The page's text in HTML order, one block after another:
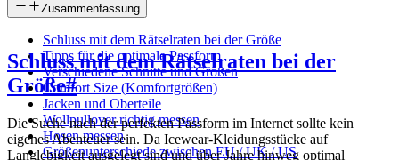
Zusammenfassung
Schluss mit dem Rätselraten bei der Größe
Tipps für die optimale Passform
Verschiedene Schnitte und Größen
Comfort Size (Komfortgrößen)
Jacken und Oberteile
Wollpullover richtig messen
Hosen messen
Größenunterschiede zwischen EU / UK / US
Schluss mit dem Rätselraten bei der
Größe#
Die Suche nach der perfekten Passform im Internet sollte kein
eigenes Abenteuer sein. Da Icewear-Kleidungsstücke auf
Langlebigkeit ausgelegt sind und über Jahre hinweg optimal